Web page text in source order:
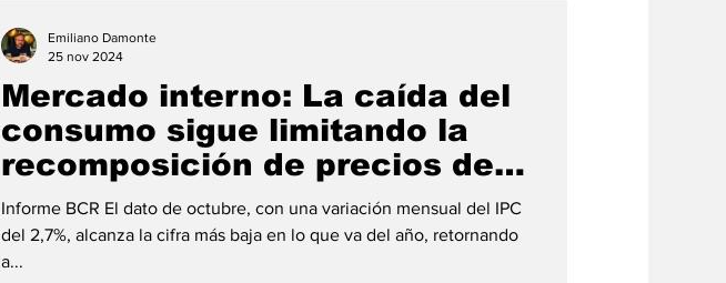
Mercado interno: La caída del
consumo sigue limitando la
recomposición de precios de
la carne
Informe BCR El dato de octubre, con una variación mensual del IPC
del 2,7%, alcanza la cifra más baja en lo que va del año, retornando
a...
Emiliano Damonte
25 nov 2024